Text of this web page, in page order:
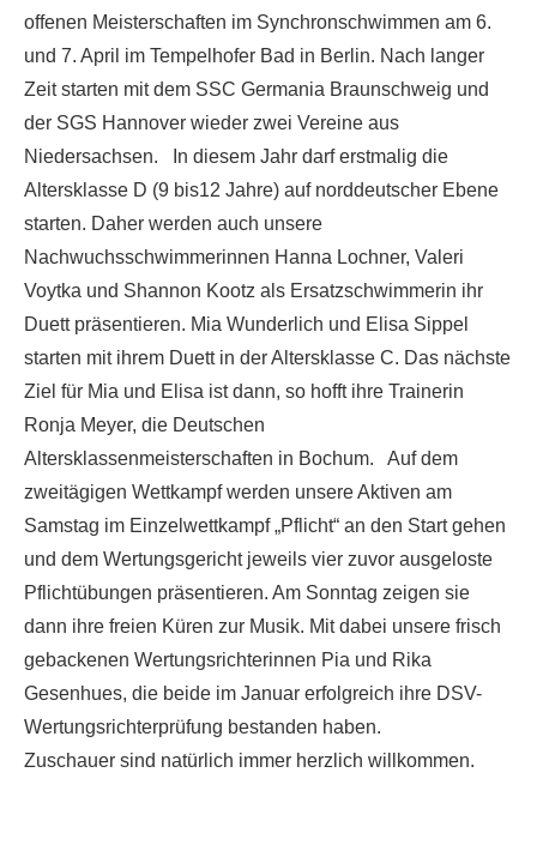
offenen Meisterschaften im Synchronschwimmen am 6.
und 7. April im Tempelhofer Bad in Berlin. Nach langer
Zeit starten mit dem SSC Germania Braunschweig und
der SGS Hannover wieder zwei Vereine aus
Niedersachsen. In diesem Jahr darf erstmalig die
Altersklasse D (9 bis12 Jahre) auf norddeutscher Ebene
starten. Daher werden auch unsere
Nachwuchsschwimmerinnen Hanna Lochner, Valeri
Voytka und Shannon Kootz als Ersatzschwimmerin ihr
Duett präsentieren. Mia Wunderlich und Elisa Sippel
starten mit ihrem Duett in der Altersklasse C. Das nächste
Ziel für Mia und Elisa ist dann, so hofft ihre Trainerin
Ronja Meyer, die Deutschen
Altersklassenmeisterschaften in Bochum. Auf dem
zweitägigen Wettkampf werden unsere Aktiven am
Samstag im Einzelwettkampf „Pflicht“ an den Start gehen
und dem Wertungsgericht jeweils vier zuvor ausgeloste
Pflichtübungen präsentieren. Am Sonntag zeigen sie
dann ihre freien Küren zur Musik. Mit dabei unsere frisch
gebackenen Wertungsrichterinnen Pia und Rika
Gesenhues, die beide im Januar erfolgreich ihre DSV-
Wertungsrichterprüfung bestanden haben.
Zuschauer sind natürlich immer herzlich willkommen.